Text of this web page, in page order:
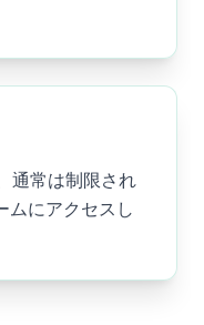
通常は制限され
ムにアクセスし